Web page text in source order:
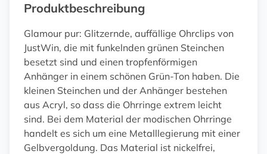
Produktbeschreibung
Glamour pur: Glitzernde, auffällige Ohrclips von
JustWin, die mit funkelnden grünen Steinchen
besetzt sind und einen tropfenförmigen
Anhänger in einem schönen Grün-Ton haben. Die
kleinen Steinchen und der Anhänger bestehen
aus Acryl, so dass die Ohrringe extrem leicht
sind. Bei dem Material der modischen Ohrringe
handelt es sich um eine Metalllegierung mit einer
Gelbvergoldung. Das Material ist nickelfrei,